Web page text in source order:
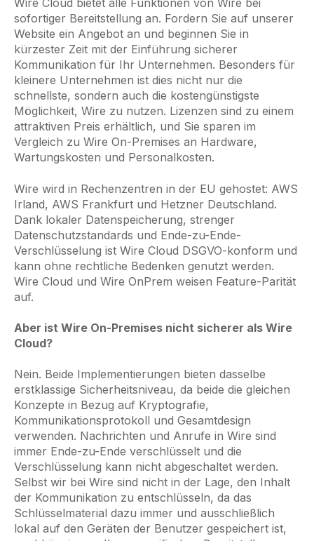
Wire Cloud bietet alle Funktionen von Wire bei
sofortiger Bereitstellung an. Fordern Sie auf unserer
Website ein Angebot an und beginnen Sie in
kürzester Zeit mit der Einführung sicherer
Kommunikation für Ihr Unternehmen. Besonders für
kleinere Unternehmen ist dies nicht nur die
schnellste, sondern auch die kostengünstigste
Möglichkeit, Wire zu nutzen. Lizenzen sind zu einem
attraktiven Preis erhältlich, und Sie sparen im
Vergleich zu Wire On-Premises an Hardware,
Wartungskosten und Personalkosten.
Wire wird in Rechenzentren in der EU gehostet: AWS
Irland, AWS Frankfurt und Hetzner Deutschland.
Dank lokaler Datenspeicherung, strenger
Datenschutzstandards und Ende-zu-Ende-
Verschlüsselung ist Wire Cloud DSGVO-konform und
kann ohne rechtliche Bedenken genutzt werden.
Wire Cloud und Wire OnPrem weisen Feature-Parität
auf.
Aber ist Wire On-Premises nicht sicherer als Wire
Cloud?
Nein. Beide Implementierungen bieten dasselbe
erstklassige Sicherheitsniveau, da beide die gleichen
Konzepte in Bezug auf Kryptografie,
Kommunikationsprotokoll und Gesamtdesign
verwenden. Nachrichten und Anrufe in Wire sind
immer Ende-zu-Ende verschlüsselt und die
Verschlüsselung kann nicht abgeschaltet werden.
Selbst wir bei Wire sind nicht in der Lage, den Inhalt
der Kommunikation zu entschlüsseln, da das
Schlüsselmaterial dazu immer und ausschließlich
lokal auf den Geräten der Benutzer gespeichert ist,